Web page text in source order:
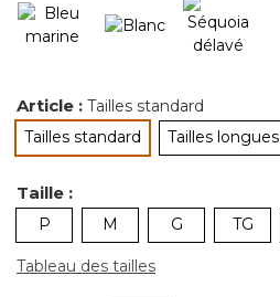
Article : Tailles standard
Tailles standard
sélectionné
Tailles longues
Taille :
P M G TG
Tableau des tailles